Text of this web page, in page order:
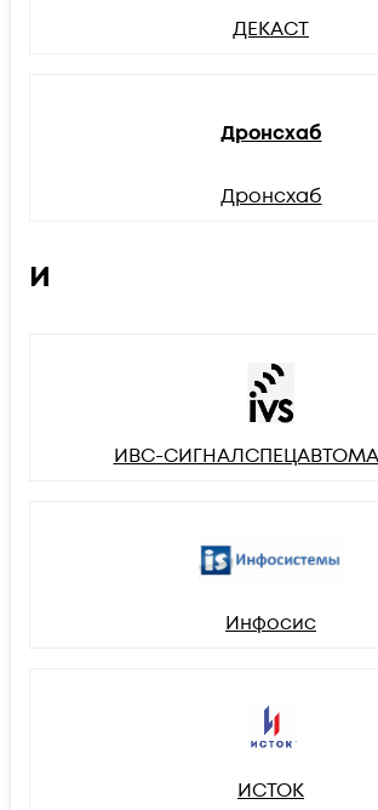
ДЕКАСТ
Дронсхаб
Дронсхаб
И
ИВС-
Инфосис
ИСТОК